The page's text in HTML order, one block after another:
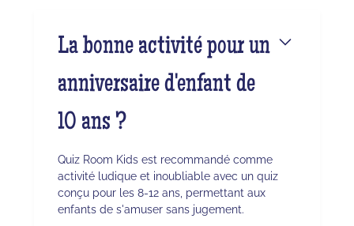
La bonne activité pour un
anniversaire d'enfant de
10 ans ?
Quiz Room Kids est recommandé comme
activité ludique et inoubliable avec un quiz
conçu pour les 8-12 ans, permettant aux
enfants de s'amuser sans jugement.